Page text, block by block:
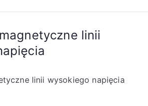
linii
linii wysokiego napięcia